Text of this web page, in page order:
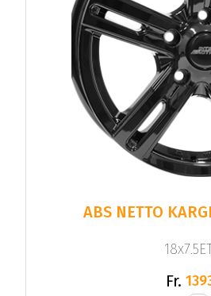
ABS NETTO
Fr.